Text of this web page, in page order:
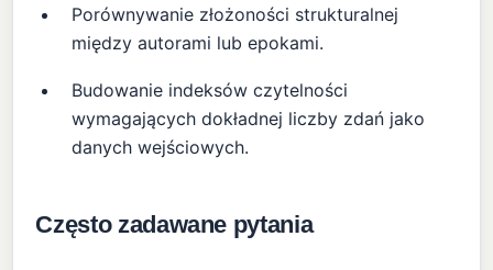
Porównywanie złożoności strukturalnej
między autorami lub epokami.
Budowanie indeksów czytelności
wymagających dokładnej liczby zdań jako
danych wejściowych.
Często zadawane pytania